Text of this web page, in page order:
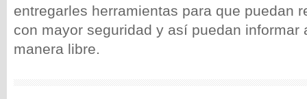
entregarles herramientas para que puedan
con mayor seguridad y así puedan informar
manera libre.